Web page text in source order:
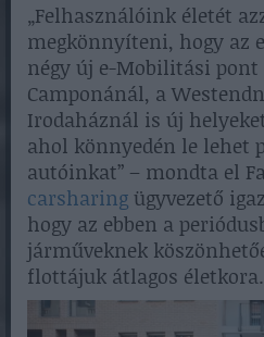
„Felhasználóink életét
megkönnyíteni, hogy az
négy új e-Mobilitási
Camponánál, a
Irodaháznál is új
ahol könnyedén le lehet
autóinkat” – mondta el
carsharingügyvezető
hogy az ebben a
járműveknek
flottájuk átlagos életkora.